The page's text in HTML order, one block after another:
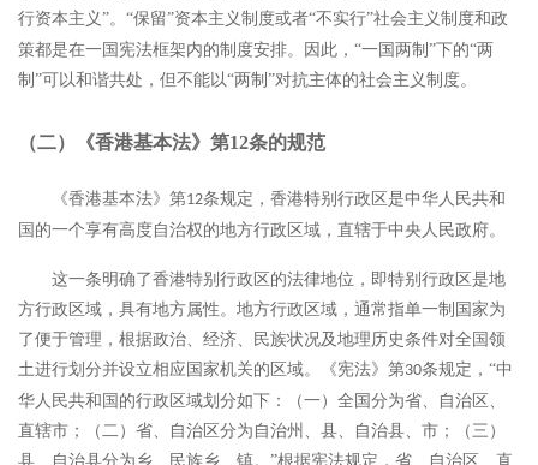
行资本主义”。 “保留”资本主义制度或者“不实行”社会主义制度和政
策都是在一国宪法框架内的制度安排。因此，“一国两制”下的“两
制”可以和谐共处，但不能以“两制”对抗主体的社会主义制度。
（二）《香港基本法》第12条的规范
《香港基本法》第12条规定，香港特别行政区是中华人民共和
国的一个享有高度自治权的地方行政区域，直辖于中央人民政府。
这一条明确了香港特别行政区的法律地位，即特别行政区是地
方行政区域，具有地方属性。地方行政区域，通常指单一制国家为
了便于管理，根据政治、经济、民族状况及地理历史条件对全国领
土进行划分并设立相应国家机关的区域。《宪法》第30条规定，“中
华人民共和国的行政区域划分如下：（一）全国分为省、自治区、
直辖市；（二）省、自治区分为自治州、县、自治县、市；（三）
县、自治县分为乡、民族乡、镇。”根据宪法规定，省、自治区、直